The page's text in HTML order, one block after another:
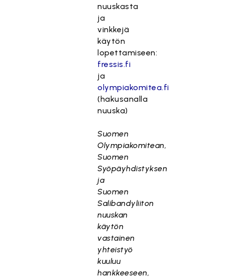
nuuskasta
ja
vinkkejä
käytön
lopettamiseen:
fressis.fi
ja
olympiakomitea.fi
(hakusanalla
nuuska)
Suomen
Olympiakomitean,
Suomen
Syöpäyhdistyksen
ja
Suomen
Salibandyliiton
nuuskan
käytön
vastainen
yhteistyö
kuuluu
hankkeeseen,